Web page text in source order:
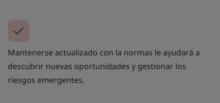
Mantenerse actualizado con la normas le ayudará a
descubrir nuevas oportunidades y gestionar los
riesgos emergentes.